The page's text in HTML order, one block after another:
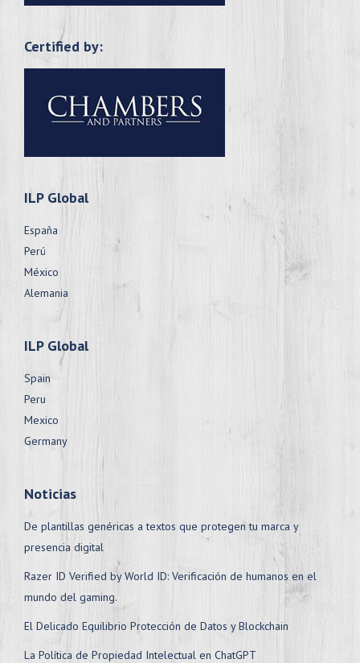
Certified by:
ILP Global
España
Perú
México
Alemania
ILP Global
Spain
Peru
Mexico
Germany
Noticias
De plantillas genéricas a textos que protegen tu marca y
presencia digital
Razer ID Verified by World ID: Verificación de humanos en el
mundo del gaming.
El Delicado Equilibrio Protección de Datos y Blockchain
La Política de Propiedad Intelectual en ChatGPT